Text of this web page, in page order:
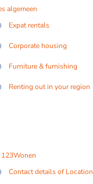
algemeen
Expat rentals
Corporate housing
Furniture & furnishing
Renting out in your region
Contact details of Location